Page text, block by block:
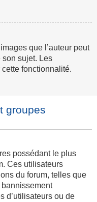
que l’auteur peut
son sujet. Les
fonctionnalité.
groupes
possédant le plus
Ces utilisateurs
du forum, telles que
bannissement
d’utilisateurs ou de